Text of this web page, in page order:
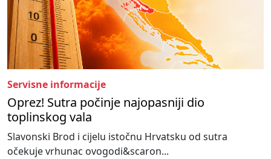
Servisne informacije
Oprez! Sutra počinje najopasniji dio
toplinskog vala
Slavonski Brod i cijelu istočnu Hrvatsku od sutra
očekuje vrhunac ovogodi&scaron...